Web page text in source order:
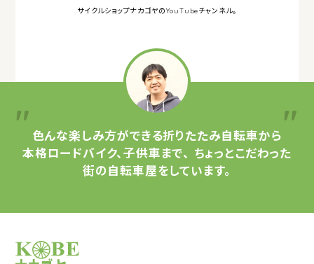
サイクルショップナカゴヤのYouTubeチャンネル。
色んな楽しみ方ができる折りたたみ自転車から
本格ロードバイク、子供車まで、 ちょっとこだわった
街の自転車屋をしています。
サイクルショップナカゴヤ